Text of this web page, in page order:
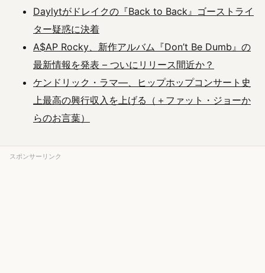
Daylytがドレイクの『Back to Back』ゴーストライ
ター疑惑に決着
A$AP Rocky、新作アルバム『Don’t Be Dumb』の
最新情報を発表 – ついにリリース間近か？
ケンドリック・ラマ―、ヒップホップコンサート史
上最高の興行収入を上げる（＋ファット・ジョーか
らのお言葉）
スポンサーリンク